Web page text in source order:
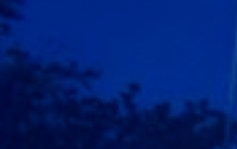
Salta al contenido principal